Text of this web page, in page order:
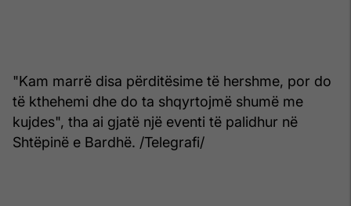
"Kam marrë disa përditësime të hershme, por do
të kthehemi dhe do ta shqyrtojmë shumë me
kujdes", tha ai gjatë një eventi të palidhur në
Shtëpinë e Bardhë. /Telegrafi/